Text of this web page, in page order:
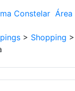
Constelar Área
> Shopping >